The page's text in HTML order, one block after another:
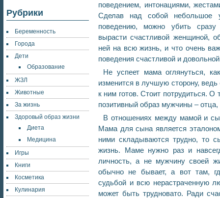
Рубрики
Беременность
Города
Дети
Образование
ЖЗЛ
Животные
За жизнь
Здоровый образ жизни
Диета
Медицина
Игры
Книги
Косметика
Кулинария
поведением, интонациями,
Сделав над собой небольшое
поведению, можно убить сразу
вырасти счастливой женщиной,
ней на всю жизнь, и что очень
поведения счастливой и
Не успеет мама оглянуться,
изменится в лучшую сторону, ведь
к ним готов. Стоит потрудиться.
позитивный образ мужчины –
В отношениях между мамой и
Мама для сына является
ними складываются трудно, то
жизнь. Маме нужно раз и
личность, а не мужчину своей
обычно не бывает, а вот там,
судьбой и всю нерастраченную
может быть трудновато. Ради